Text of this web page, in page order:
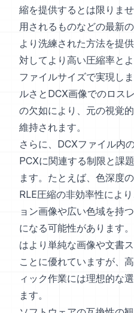
縮を提供するとは限りま
用されるものなどの最新
より洗練された方法を提
対してより高い圧縮率と
ファイルサイズで実現し
ルさとDCX画像でのロス
の欠如により、元の視覚
維持されます。
さらに、DCXファイル内
PCXに関連する制限と課
ます。たとえば、色深度
RLE圧縮の非効率性によ
ョン画像や広い色域を持
になる可能性があります
はより単純な画像や文書
ことに優れていますが、
ィック作業には理想的な
ます。